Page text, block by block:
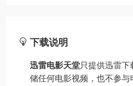
下载说明
迅雷电影天堂只提供迅雷
储任何电影视频，也不参